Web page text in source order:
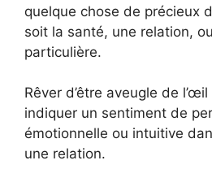
quelque chose de précieux
soit la santé, une relation,
particulière.
Rêver d’être aveugle de
indiquer un sentiment de
émotionnelle ou intuitive
une relation.